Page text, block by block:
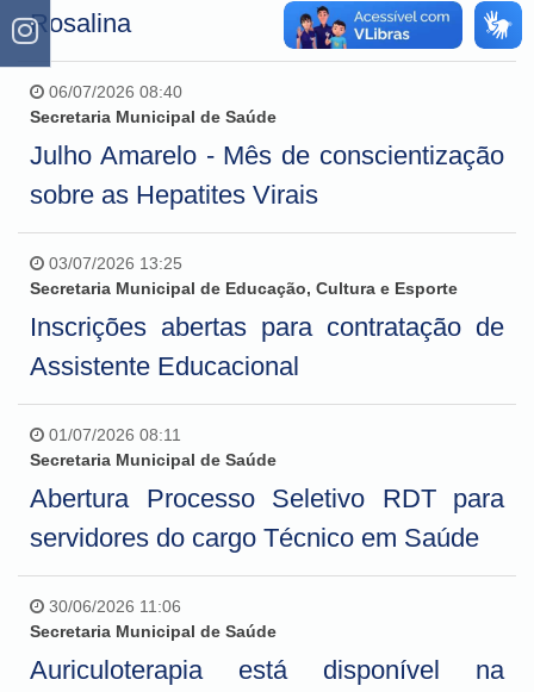
Rosalina
06/07/2026 08:40
Secretaria Municipal de Saúde
Julho Amarelo - Mês de conscientização
sobre as Hepatites Virais
03/07/2026 13:25
Secretaria Municipal de Educação, Cultura e Esporte
Inscrições abertas para contratação de
Assistente Educacional
01/07/2026 08:11
Secretaria Municipal de Saúde
Abertura Processo Seletivo RDT para
servidores do cargo Técnico em Saúde
30/06/2026 11:06
Secretaria Municipal de Saúde
Auriculoterapia está disponível na